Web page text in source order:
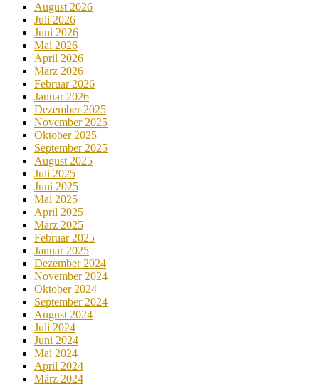
August 2026
Juli 2026
Juni 2026
Mai 2026
April 2026
März 2026
Februar 2026
Januar 2026
Dezember 2025
November 2025
Oktober 2025
September 2025
August 2025
Juli 2025
Juni 2025
Mai 2025
April 2025
März 2025
Februar 2025
Januar 2025
Dezember 2024
November 2024
Oktober 2024
September 2024
August 2024
Juli 2024
Juni 2024
Mai 2024
April 2024
März 2024